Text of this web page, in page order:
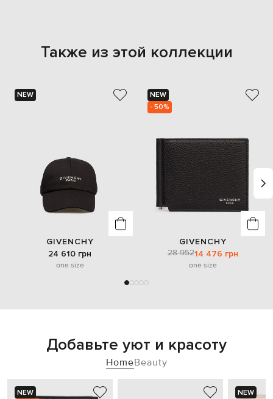
Также из этой коллекции
NEW
GIVENCHY
24 610 грн
one size
NEW
- 50%
GIVENCHY
28 95214 476 грн
one size
Добавьте уют и красоту
HomeBeauty
NEW
NEW